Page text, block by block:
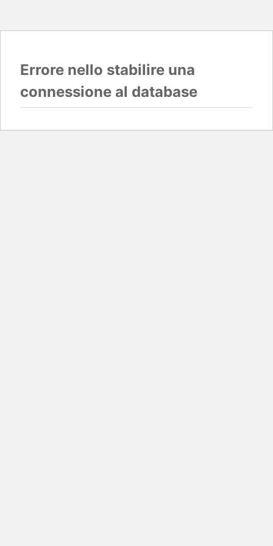
Errore nello stabilire una
connessione al database